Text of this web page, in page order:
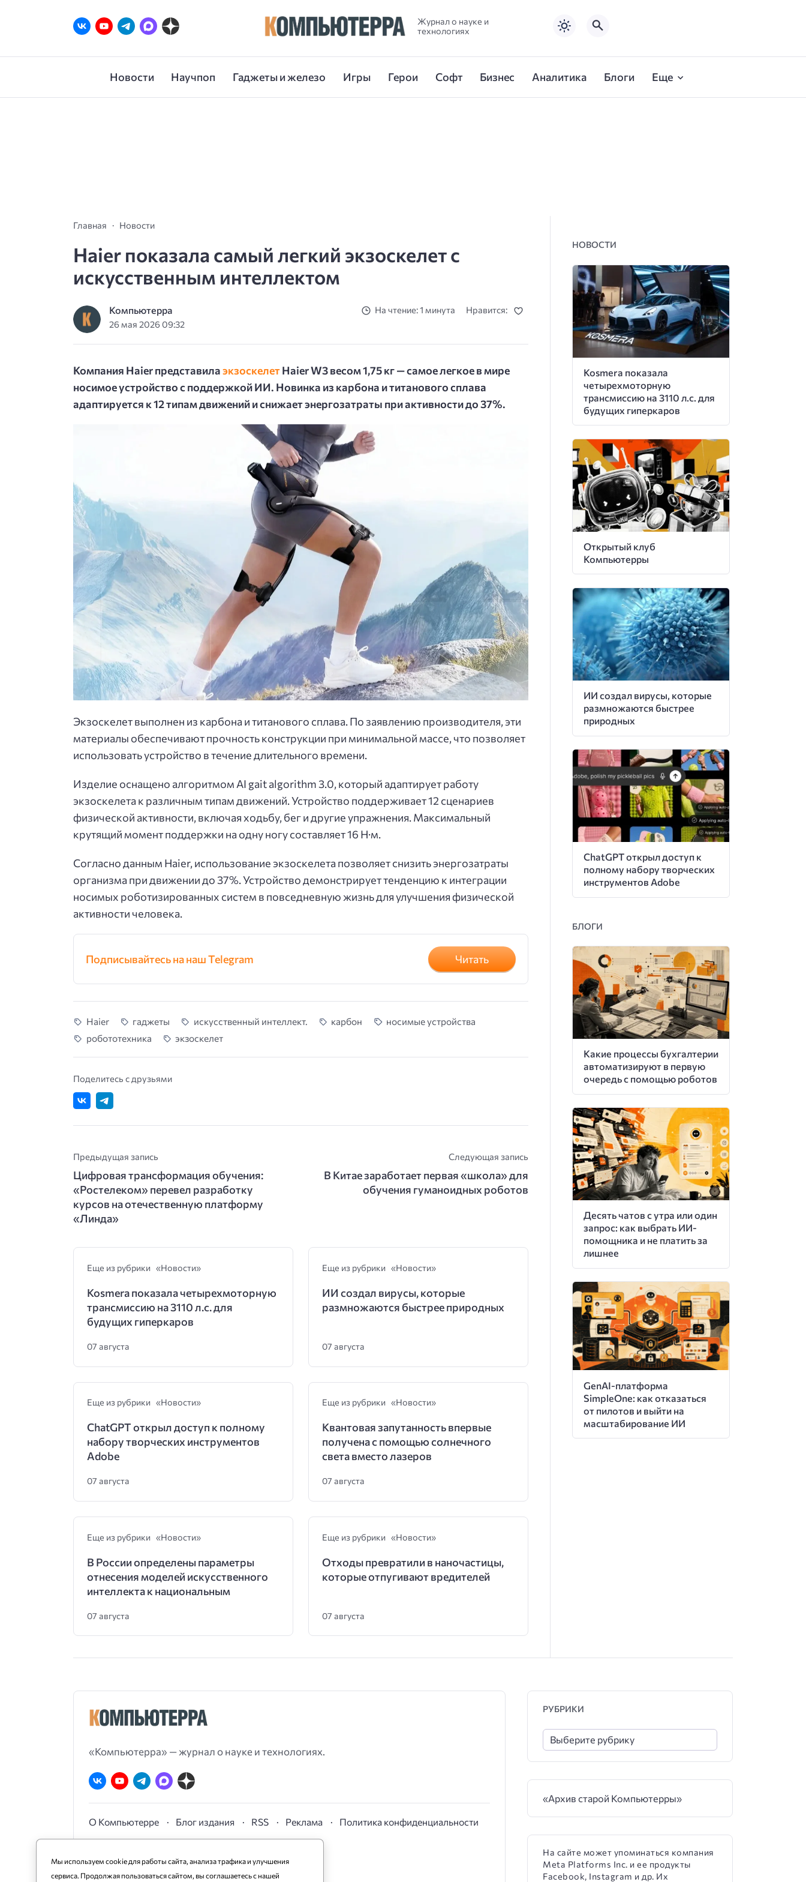
Журнал о науке и
технологиях
Новости Научпоп Гаджеты и железо Игры Герои Софт Бизнес Аналитика Блоги Еще
Главная Новости
Haier показала самый легкий экзоскелет с
искусственным интеллектом
Компьютерра
26 мая 2026 09:32
На чтение: 1 минута Нравится:
Компания Haier представилаэкзоскелетHaier W3 весом 1,75 кг — самое легкое в мире
носимое устройство с поддержкой ИИ. Новинка из карбона и титанового сплава
адаптируется к 12 типам движений и снижает энергозатраты при активности до 37%.
Экзоскелет выполнен из карбона и титанового сплава. По заявлению производителя, эти
материалы обеспечивают прочность конструкции при минимальной массе, что позволяет
использовать устройство в течение длительного времени.
Изделие оснащено алгоритмом AI gait algorithm 3.0, который адаптирует работу
экзоскелета к различным типам движений. Устройство поддерживает 12 сценариев
физической активности, включая ходьбу, бег и другие упражнения. Максимальный
крутящий момент поддержки на одну ногу составляет 16 Н·м.
Согласно данным Haier, использование экзоскелета позволяет снизить энергозатраты
организма при движении до 37%. Устройство демонстрирует тенденцию к интеграции
носимых роботизированных систем в повседневную жизнь для улучшения физической
активности человека.
Подписывайтесь на наш Telegram Читать
Haier гаджеты искусственный интеллект. карбон
носимые устройства
робототехника
экзоскелет
Поделитесь с друзьями
Предыдущая запись
Цифровая трансформация обучения:
«Ростелеком» перевел разработку
курсов на отечественную платформу
«Линда»
Следующая запись
В Китае заработает первая «школа» для
обучения гуманоидных роботов
Еще из рубрики «Новости»
Kosmera показала четырехмоторную
трансмиссию на 3110 л.с. для
будущих гиперкаров
07 августа
Еще из рубрики «Новости»
ИИ создал вирусы, которые
размножаются быстрее природных
07 августа
Еще из рубрики «Новости»
ChatGPT открыл доступ к полному
набору творческих инструментов
Adobe
07 августа
Еще из рубрики «Новости»
Квантовая запутанность впервые
получена с помощью солнечного
света вместо лазеров
07 августа
Еще из рубрики «Новости»
В России определены параметры
отнесения моделей искусственного
интеллекта к национальным
07 августа
Еще из рубрики «Новости»
Отходы превратили в наночастицы,
которые отпугивают вредителей
07 августа
НОВОСТИ
Kosmera показала
четырехмоторную
трансмиссию на 3110 л.с. для
будущих гиперкаров
Открытый клуб
Компьютерры
ИИ создал вирусы, которые
размножаются быстрее
природных
ChatGPT открыл доступ к
полному набору творческих
инструментов Adobe
БЛОГИ
Какие процессы бухгалтерии
автоматизируют в первую
очередь с помощью роботов
Десять чатов с утра или один
запрос: как выбрать ИИ-
помощника и не платить за
лишнее
GenAI-платформа
SimpleOne: как отказаться
от пилотов и выйти на
масштабирование ИИ
«Компьютерра» — журнал о науке и технологиях.
О Компьютерре Блог издания RSS Реклама Политика конфиденциальности
РУБРИКИ
«Архив старой Компьютерры»
На сайте может упоминаться компания
Meta Platforms Inc. и ее продукты
Facebook, Instagram и др. Их
Мы используем cookie для работы сайта, анализа трафика и улучшения
сервиса. Продолжая пользоваться сайтом, вы соглашаетесь с нашей